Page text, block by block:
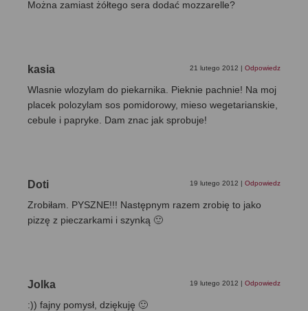
Można zamiast żółtego sera dodać mozzarelle?
kasia 21 lutego 2012 Odpowiedz
Wlasnie wlozylam do piekarnika. Pieknie pachnie! Na moj
placek polozylam sos pomidorowy, mieso wegetarianskie,
cebule i papryke. Dam znac jak sprobuje!
Doti 19 lutego 2012 Odpowiedz
Zrobiłam. PYSZNE!!! Następnym razem zrobię to jako
pizzę z pieczarkami i szynką 🙂
Jolka 19 lutego 2012 Odpowiedz
:)) fajny pomysł, dziękuję 🙂